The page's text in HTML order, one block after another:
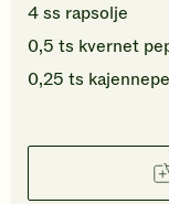
4ss rapsolje
0,5 ts kvernet
0,25 ts